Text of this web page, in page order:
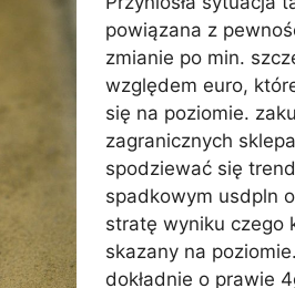
powiązana z
zmianie po min.
względem euro,
się na poziomie.
zagranicznych
spodziewać się
spadkowym usdpln
stratę wyniku czego
skazany na
dokładnie o prawie